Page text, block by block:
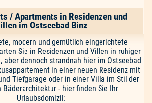
/ Apartments in Residenzen und
im Ostseebad Binz
modern und gemütlich eingerichtete
Sie in Residenzen und Villen in ruhiger
aber dennoch strandnah hier im Ostseebad
in einer neuen Residenz mit
Tiefgarage oder in einer Villa im Stil der
Bäderarchitektur - hier finden Sie Ihr
Urlaubsdomizil: